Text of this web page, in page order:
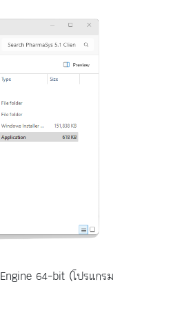
64-bit (โปรแกรม